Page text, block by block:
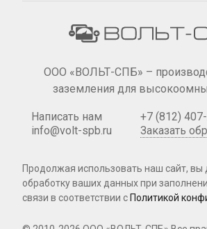
ООО «ВОЛЬТ-СПБ» –
заземления для
Написать нам
info@volt-spb.ru
+7 (812)
Заказать
Продолжая использовать наш сайт, вы
обработку ваших данных при
связи в соответствии с Политикой